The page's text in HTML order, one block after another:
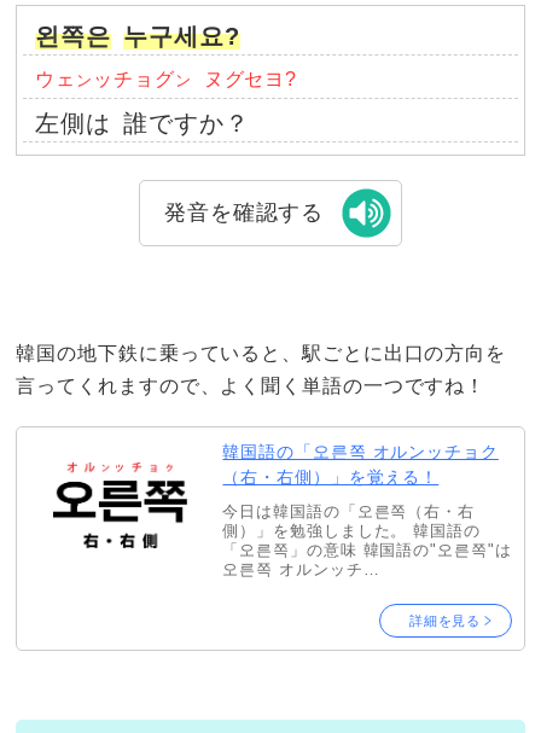
왼쪽은 누구세요?
ウェ ン ッチョグン ヌグセヨ?
左側は 誰ですか？
発音を確認する
韓国の地下鉄に乗っていると、駅ごとに出口の方向を
言ってくれますので、よく聞く単語の一つですね！
韓国語の「오른쪽 オルンッチョク
（右・右側）」を覚える！
今日は韓国語の「오른쪽（右・右
側）」を勉強しました。 韓国語の
「오른쪽」の意味 韓国語の"오른쪽"は
오른쪽 オルンッチ…
詳細を見る